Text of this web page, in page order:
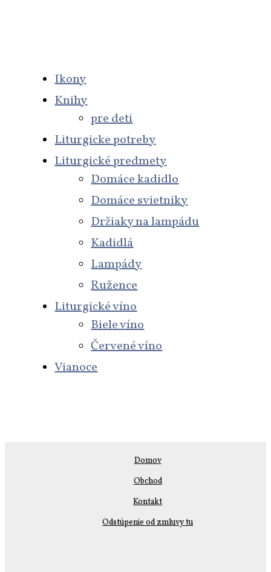
Ikony
Knihy
pre deti
Liturgicke potreby
Liturgické predmety
Domáce kadidlo
Domáce svietniky
Držiaky na lampádu
Kadidlá
Lampády
Ružence
Liturgické víno
Biele víno
Červené víno
Vianoce
Domov
Obchod
Kontakt
Odstúpenie od zmluvy tu